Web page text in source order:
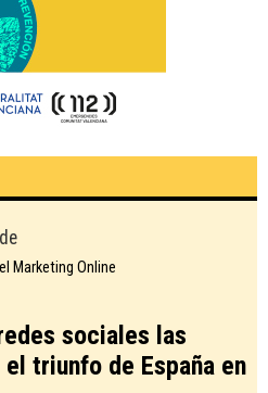
Marketing Online
sociales las
triunfo de España en